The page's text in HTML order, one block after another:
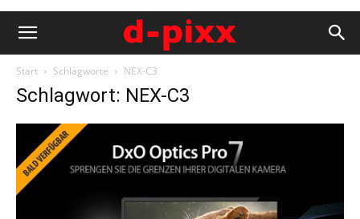
Start Schlagworte NEX-C3
Schlagwort: NEX-C3